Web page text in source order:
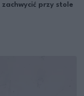
przy stole